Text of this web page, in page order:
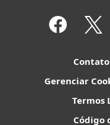
Contato
Gerenciar
Termos
Código